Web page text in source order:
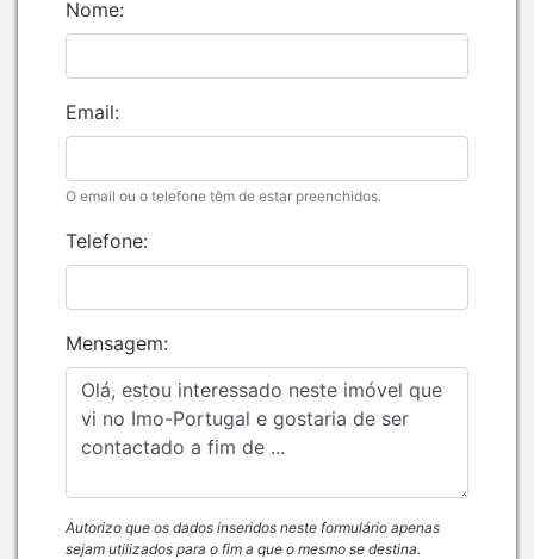
Nome:
Email:
O email ou o telefone têm de estar preenchidos.
Telefone:
Mensagem:
Autorizo que os dados inseridos neste formulário apenas
sejam utilizados para o fim a que o mesmo se destina.